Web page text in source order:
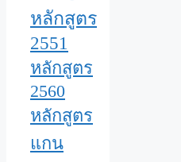
หลักสูตร
2551
หลักสูตร
2560
หลักสูตร
แกน